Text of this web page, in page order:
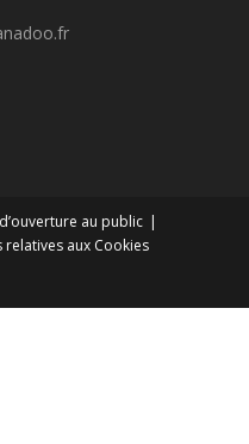
au public
relatives aux Cookies